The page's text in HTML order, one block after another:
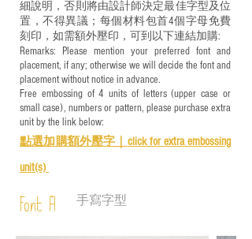
細說明，否則將由設計師決定最佳字型及位
置，不得異議；每個材料包首4個字母免費
刻印，如需額外壓印，可到以下連結加購:
Remarks: Please mention your preferred font and
placement, if any; otherwise we will decide the font and
placement without notice in advance.
Free embossing of 4 units of letters (upper case or
small case), numbers or pattern, please purchase extra
unit by the link below:
點選加購額外壓字｜ click for extra embossing
unit(s)
Font A 手寫字型